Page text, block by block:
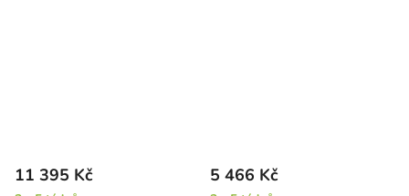
11 395 Kč 5 466 Kč